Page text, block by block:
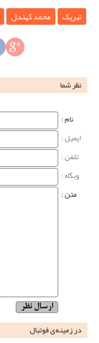
تبریک محمد کهندل
نظر شما
نام‌ :
ایمیل :
تلفن :
وبگاه‌ :
متن :
در زمینه‌ی فوتبال